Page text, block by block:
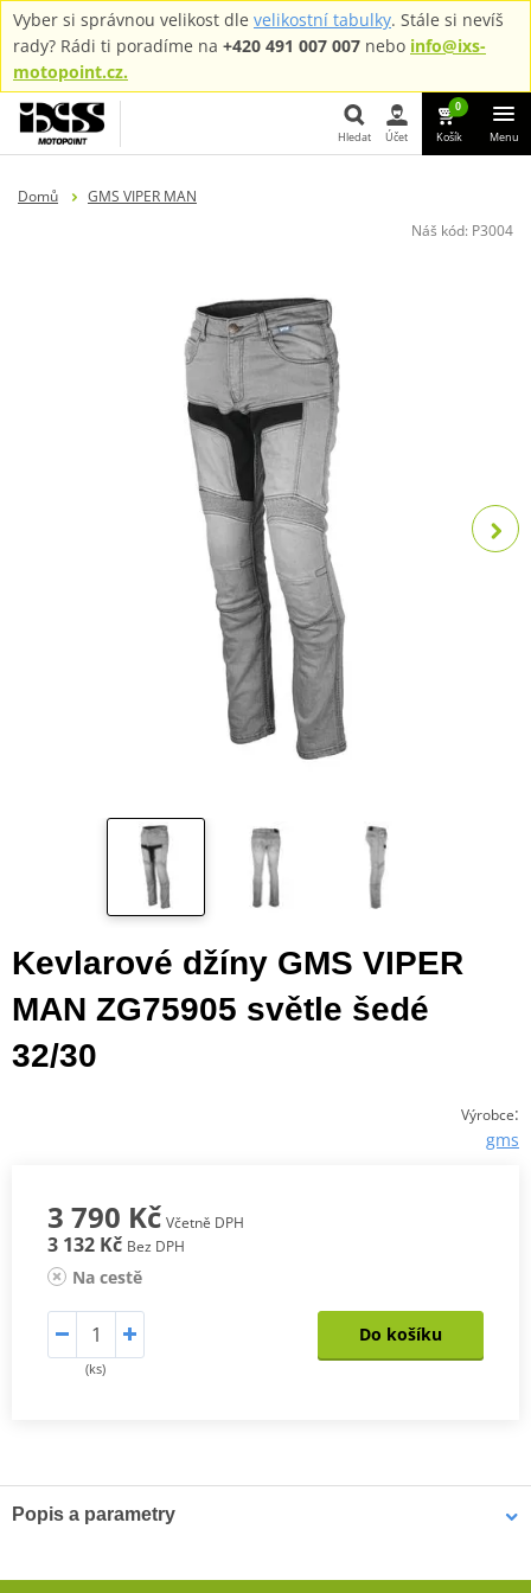
Vyber si správnou velikost dle velikostní tabulky. Stále si nevíš
rady? Rádi ti poradíme na +420 491 007 007 nebo info@ixs-
motopoint.cz.
Hledat Účet
0
Košík Menu
Domů
GMS VIPER MAN
Náš kód: P3004
Kevlarové džíny GMS VIPER
MAN ZG75905 světle šedé
32/30
Výrobce:
gms
3 790 Kč Včetně DPH
3 132 Kč Bez DPH
Na cestě
(ks)
Do košíku
Popis a parametry